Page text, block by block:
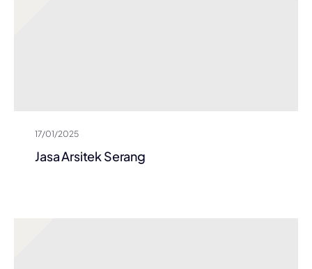
17/01/2025
Jasa Arsitek Serang